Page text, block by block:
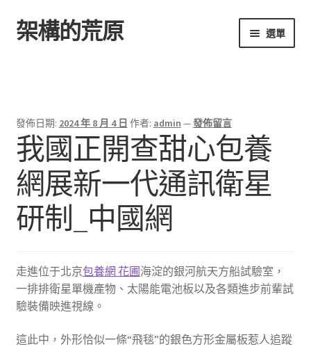
跳
至
跳
至
架構的荒原 選單
發佈日期: 2024 年 8 月 4 日 作者: admin —發佈留言
我國正開查甜心包養
網展新一代通訊衛星
研制_中國網
走進位于北京包養網 花圃海淀的銀河航天方船試驗室，
一排排衛星單機產物、太陽能電池板以及各類進步前輩試
驗裝備映進視線。
這此中，外形恰似一條“飛毯”的銀色方形金屬板惹人追蹤